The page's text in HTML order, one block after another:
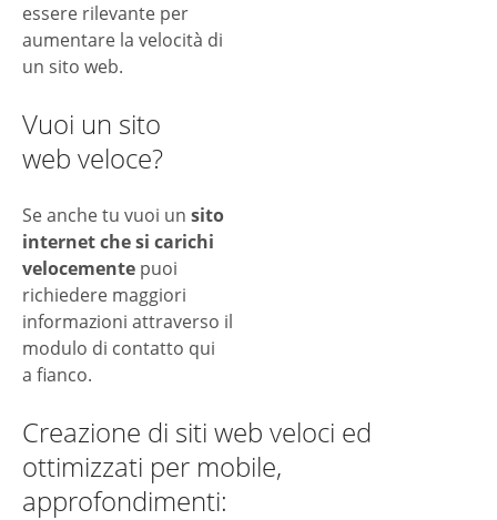
essere rilevante per
aumentare la velocità di
un sito web.
Vuoi un sito
web veloce?
Se anche tu vuoi un sito
internet che si carichi
velocemente puoi
richiedere maggiori
informazioni attraverso il
modulo di contatto qui
a fianco.
Creazione di siti web veloci ed
ottimizzati per mobile,
approfondimenti: